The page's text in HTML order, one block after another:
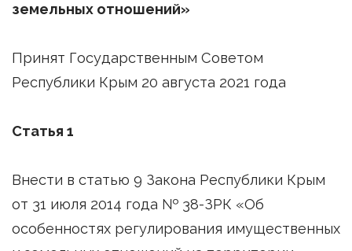
земельных отношений»
Принят Государственным Советом
Республики Крым 20 августа 2021 года
Статья 1
Внести в статью 9 Закона Республики Крым
от 31 июля 2014 года № 38-ЗРК «Об
особенностях регулирования имущественных